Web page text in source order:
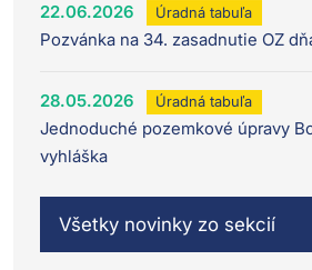
22.06.2026 Úradná tabuľa
Pozvánka na 34. zasadnutie OZ
28.05.2026 Úradná tabuľa
Jednoduché pozemkové úpravy
vyhláška
Všetky novinky zo sekcií